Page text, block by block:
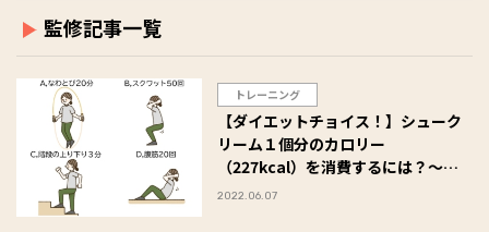
監修記事一覧
トレーニング
【ダイエットチョイス！】シューク
リーム１個分のカロリー
（227kcal）を消費するには？～
EICO式ダイエットのコツ(164)～
2022.06.07